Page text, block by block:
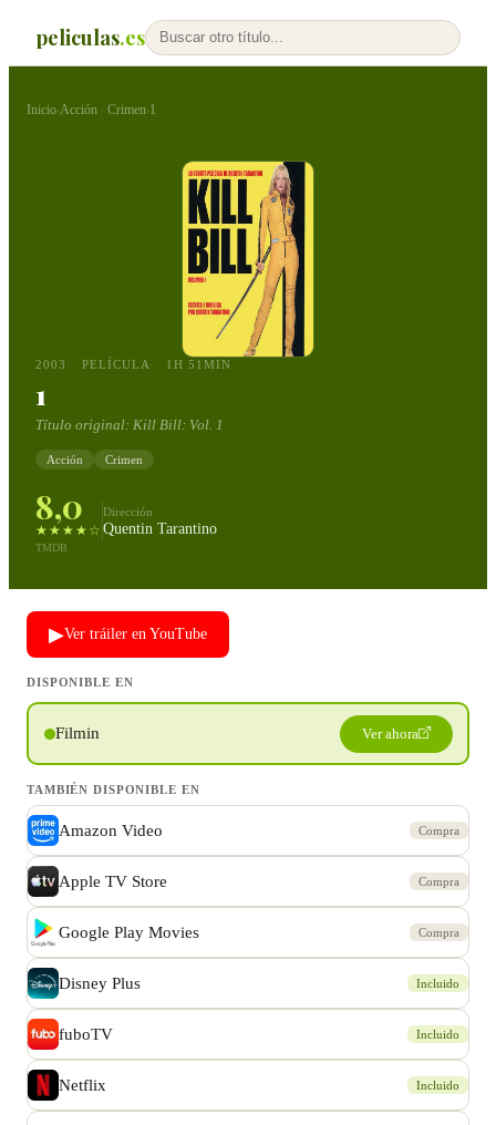
peliculas.es
Inicio›Acción · Crimen›1
2003 PELÍCULA 1H 51MIN
1
Título original: Kill Bill: Vol. 1
Acción Crimen
8,0
★★★★☆
TMDB
Dirección
Quentin Tarantino
▶Ver tráiler en YouTube
DISPONIBLE EN
Filmin Ver ahora
TAMBIÉN DISPONIBLE EN
Amazon Video Compra
Apple TV Store Compra
Google Play Movies Compra
Disney Plus Incluido
fuboTV Incluido
Netflix Incluido